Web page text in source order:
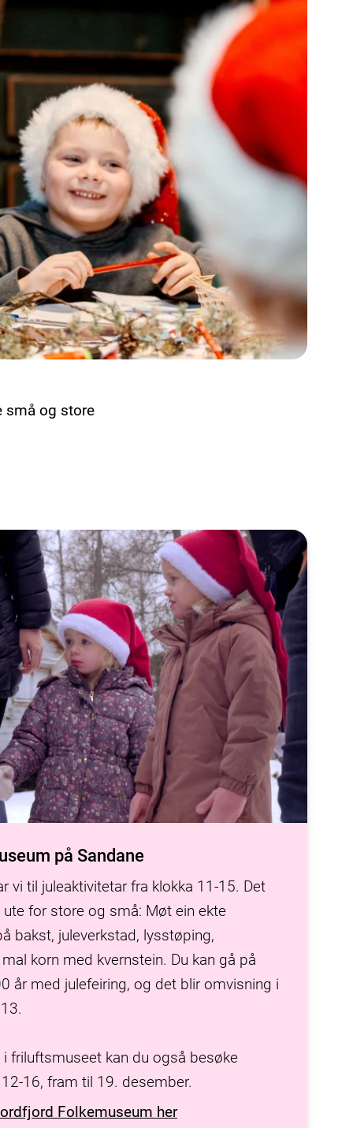
små og store
på Sandane
vi til juleaktivitetar fra klokka 11-15. Det
for store og små: Møt ein ekte
bakst, juleverkstad, lysstøping,
korn med kvernstein. Du kan gå på
år med julefeiring, og det blir omvisning i
i friluftsmuseet kan du også besøke
16, fram til 19. desember.
Folkemuseum her